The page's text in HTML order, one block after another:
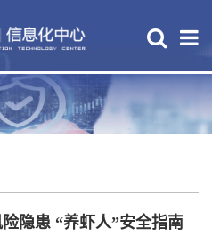
隐患 “养虾人”安全指南